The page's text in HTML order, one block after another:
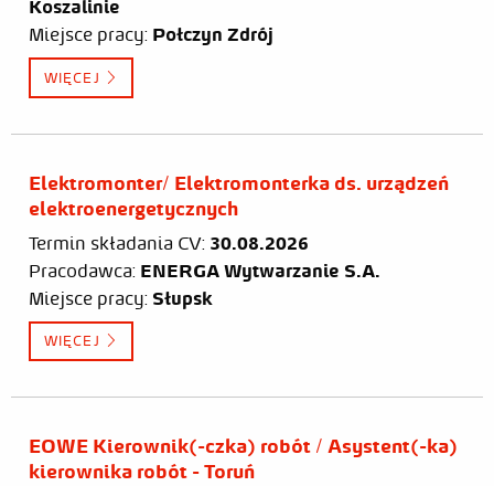
Koszalinie
Miejsce pracy: Połczyn Zdrój
WIĘCEJ
Elektromonter/ Elektromonterka ds. urządzeń
elektroenergetycznych
Termin składania CV: 30.08.2026
Pracodawca: ENERGA Wytwarzanie S.A.
Miejsce pracy: Słupsk
WIĘCEJ
EOWE Kierownik(-czka) robót / Asystent(-ka)
kierownika robót - Toruń